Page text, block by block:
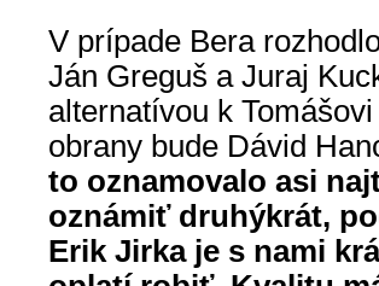
V prípade Bera
Ján Greguš a Juraj
alternatívou k
obrany bude Dávid
to oznamovalo asi
oznámiť druhýkrát,
Erik Jirka je s nami